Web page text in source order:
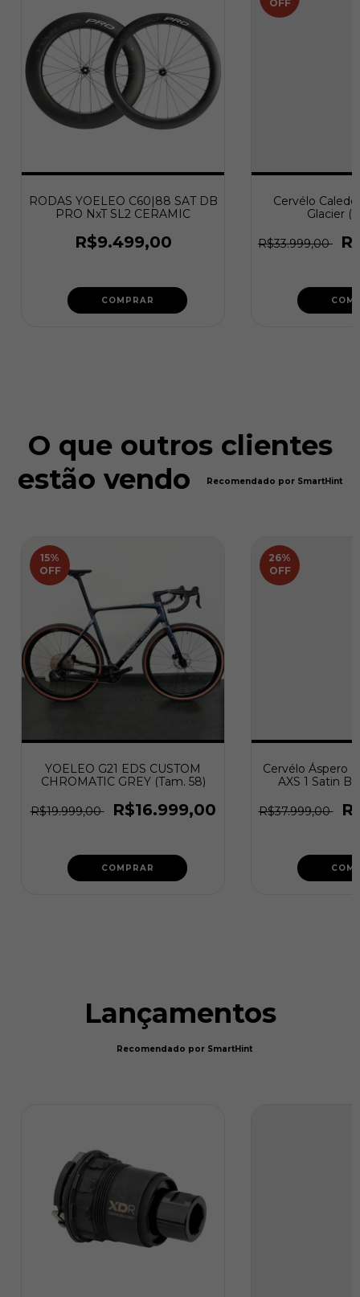
RODAS YOELEO C60|88 SAT DB
PRO NxT SL2 CERAMIC
R$9.499,00
COMPRAR
OFF
Cervélo
Glacier
R$33.999,00
O que outros clientes
estão vendo
Recomendado por SmartHint
15%
OFF
YOELEO G21 EDS CUSTOM
CHROMATIC GREY (Tam. 58)
R$19.999,00 R$16.999,00
COMPRAR
26%
OFF
Cervélo Áspero
AXS 1 Satin
R$37.999,00
Lançamentos
Recomendado por SmartHint